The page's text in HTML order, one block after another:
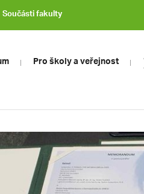
Součásti fakulty
Pro školy a veřejnost